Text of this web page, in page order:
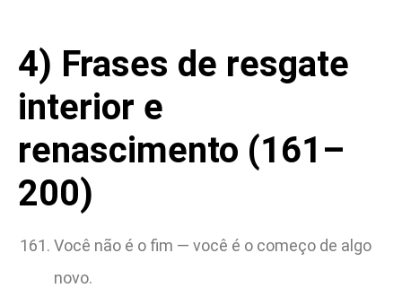
4) Frases de resgate
interior e
renascimento (161–
200)
Você não é o fim — você é o começo de algo
novo.